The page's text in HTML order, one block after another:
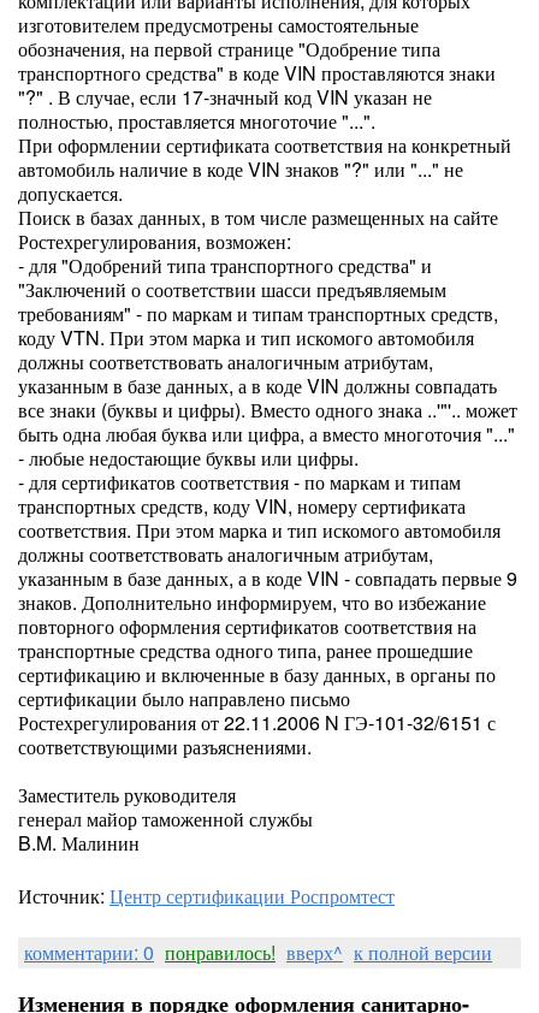
изготовителем предусмотрены самостоятельные
обозначения, на первой странице "Одобрение типа
транспортного средства" в коде VIN проставляются знаки
"?" . В случае, если 17-значный код VIN указан не
полностью, проставляется многоточие "...".
При оформлении сертификата соответствия на конкретный
автомобиль наличие в коде VIN знаков "?" или "..." не
допускается.
Поиск в базах данных, в том числе размещенных на сайте
Ростехрегулирования, возможен:
- для "Одобрений типа транспортного средства" и
"Заключений о соответствии шасси предъявляемым
требованиям" - по маркам и типам транспортных средств,
коду VTN. При этом марка и тип искомого автомобиля
должны соответствовать аналогичным атрибутам,
указанным в базе данных, а в коде VIN должны совпадать
все знаки (буквы и цифры). Вместо одного знака ..'"'.. может
быть одна любая буква или цифра, а вместо многоточия "..."
- любые недостающие буквы или цифры.
- для сертификатов соответствия - по маркам и типам
транспортных средств, коду VIN, номеру сертификата
соответствия. При этом марка и тип искомого автомобиля
должны соответствовать аналогичным атрибутам,
указанным в базе данных, а в коде VIN - совпадать первые 9
знаков. Дополнительно информируем, что во избежание
повторного оформления сертификатов соответствия на
транспортные средства одного типа, ранее прошедшие
сертификацию и включенные в базу данных, в органы по
сертификации было направлено письмо
Ростехрегулирования от 22.11.2006 N ГЭ-101-32/6151 с
соответствующими разъяснениями.
Заместитель руководителя
генерал майор таможенной службы
B.M. Малинин
Источник: Центр сертификации Роспромтест
комментарии: 0 понравилось! вверх^ к полной версии
Изменения в порядке оформления санитарно-